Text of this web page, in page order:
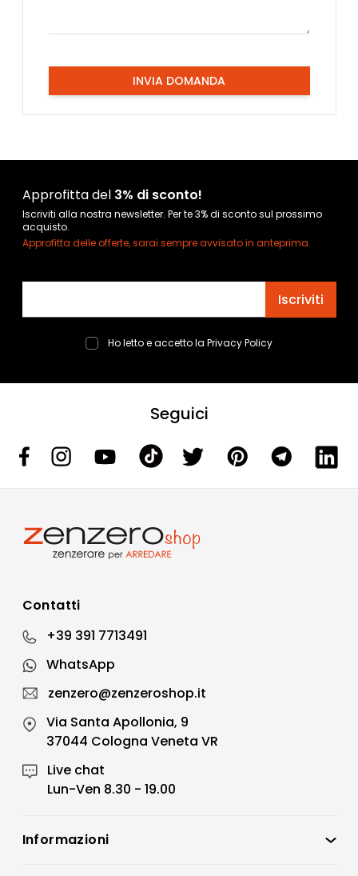
INVIA DOMANDA
Approfitta del 3% di sconto!
Iscriviti alla nostra newsletter. Per te 3% di sconto sul prossimo
acquisto.
Approfitta delle offerte, sarai sempre avvisato in anteprima.
Iscriviti
Ho letto e accetto la Privacy Policy
Seguici
Contatti
+39 391 7713491
WhatsApp
zenzero@zenzeroshop.it
Via Santa Apollonia, 9
37044 Cologna Veneta VR
Live chat
Lun-Ven 8.30 - 19.00
Informazioni